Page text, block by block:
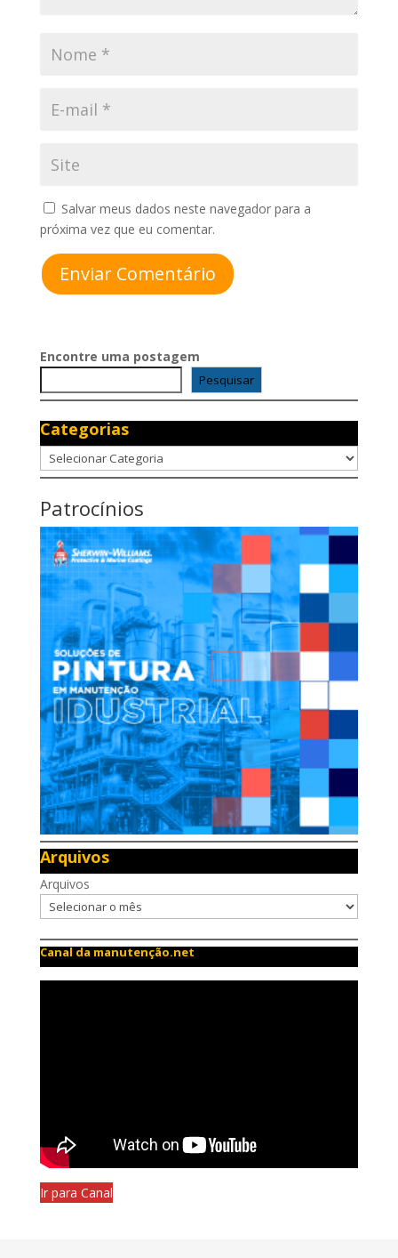
Salvar meus dados neste navegador para a
próxima vez que eu comentar.
Enviar Comentário
Encontre uma postagem
Pesquisar
Categorias
Categorias
Patrocínios
Arquivos
Arquivos
Canal da manutenção.net
Ir para Canal